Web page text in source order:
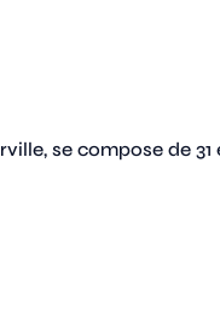
se compose de